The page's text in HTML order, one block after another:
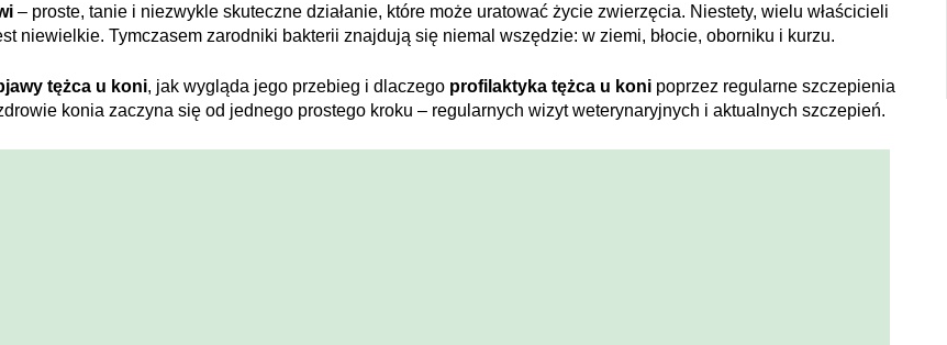
– proste, tanie i niezwykle skuteczne działanie, które może uratować życie zwierzęcia. Niestety, wielu właścicieli
niewielkie. Tymczasem zarodniki bakterii znajdują się niemal wszędzie: w ziemi, błocie, oborniku i kurzu.
tężca u koni, jak wygląda jego przebieg i dlaczego profilaktyka tężca u koni poprzez regularne szczepienia
konia zaczyna się od jednego prostego kroku – regularnych wizyt weterynaryjnych i aktualnych szczepień.